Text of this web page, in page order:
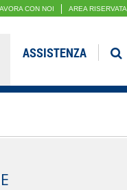
CON NOI AREA RISERVATA
ASSISTENZA